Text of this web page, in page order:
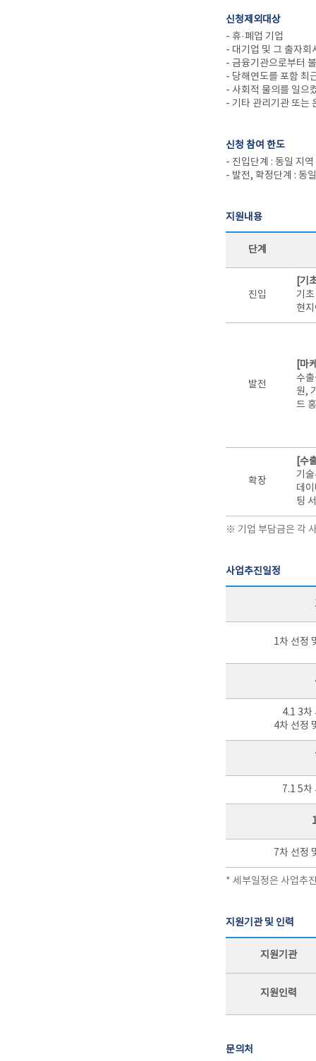
신청제외대상
- 휴·폐업 기업
- 대기업 및 그 출자
- 금융기관으로부터
- 당해연도를 포함 최
- 사회적 물의를 일으
- 기타 관리기관 또는
신청 참여 한도
- 진입단계 : 동일 지
- 발전, 확정단계 : 동
지원내용
단계
진입
[기
기
현
발전
[마
수
원,
드
확장
[수
기
데
팅
※ 기업 부담금은 각
사업추진일정
1차 선정
4.1 3차
4차 선정
7.1 5차
7차 선정
* 세부일정은 사업추
지원기관 및 인력
지원기관
지원인력
문의처